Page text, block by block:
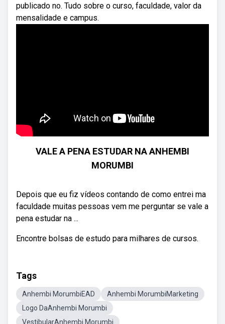
publicado no. Tudo sobre o curso, faculdade, valor da
mensalidade e campus.
VALE A PENA ESTUDAR NA ANHEMBI
MORUMBI
Depois que eu fiz vídeos contando de como entrei ma
faculdade muitas pessoas vem me perguntar se vale a
pena estudar na ...
Encontre bolsas de estudo para milhares de cursos.
Tags
Anhembi MorumbiEAD
Anhembi MorumbiMarketing
Logo DaAnhembi Morumbi
VestibularAnhembi Morumbi